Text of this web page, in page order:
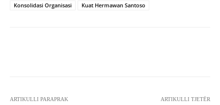
Konsolidasi Organisasi
Kuat Hermawan Santoso
ARTIKULLI PARAPRAK ARTIKULLI TJETËR